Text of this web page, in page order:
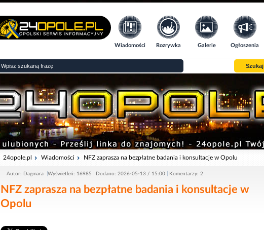
Wiadomości Rozrywka Galerie Ogłoszenia
Szukaj
24opole.pl Wiadomości NFZ zaprasza na bezpłatne badania i konsultacje w Opolu
Autor: Dagmara Wyświetleń: 16985 Dodano: 2026-05-13 / 15:00 Komentarzy: 2
NFZ zaprasza na bezpłatne badania i konsultacje w
Opolu